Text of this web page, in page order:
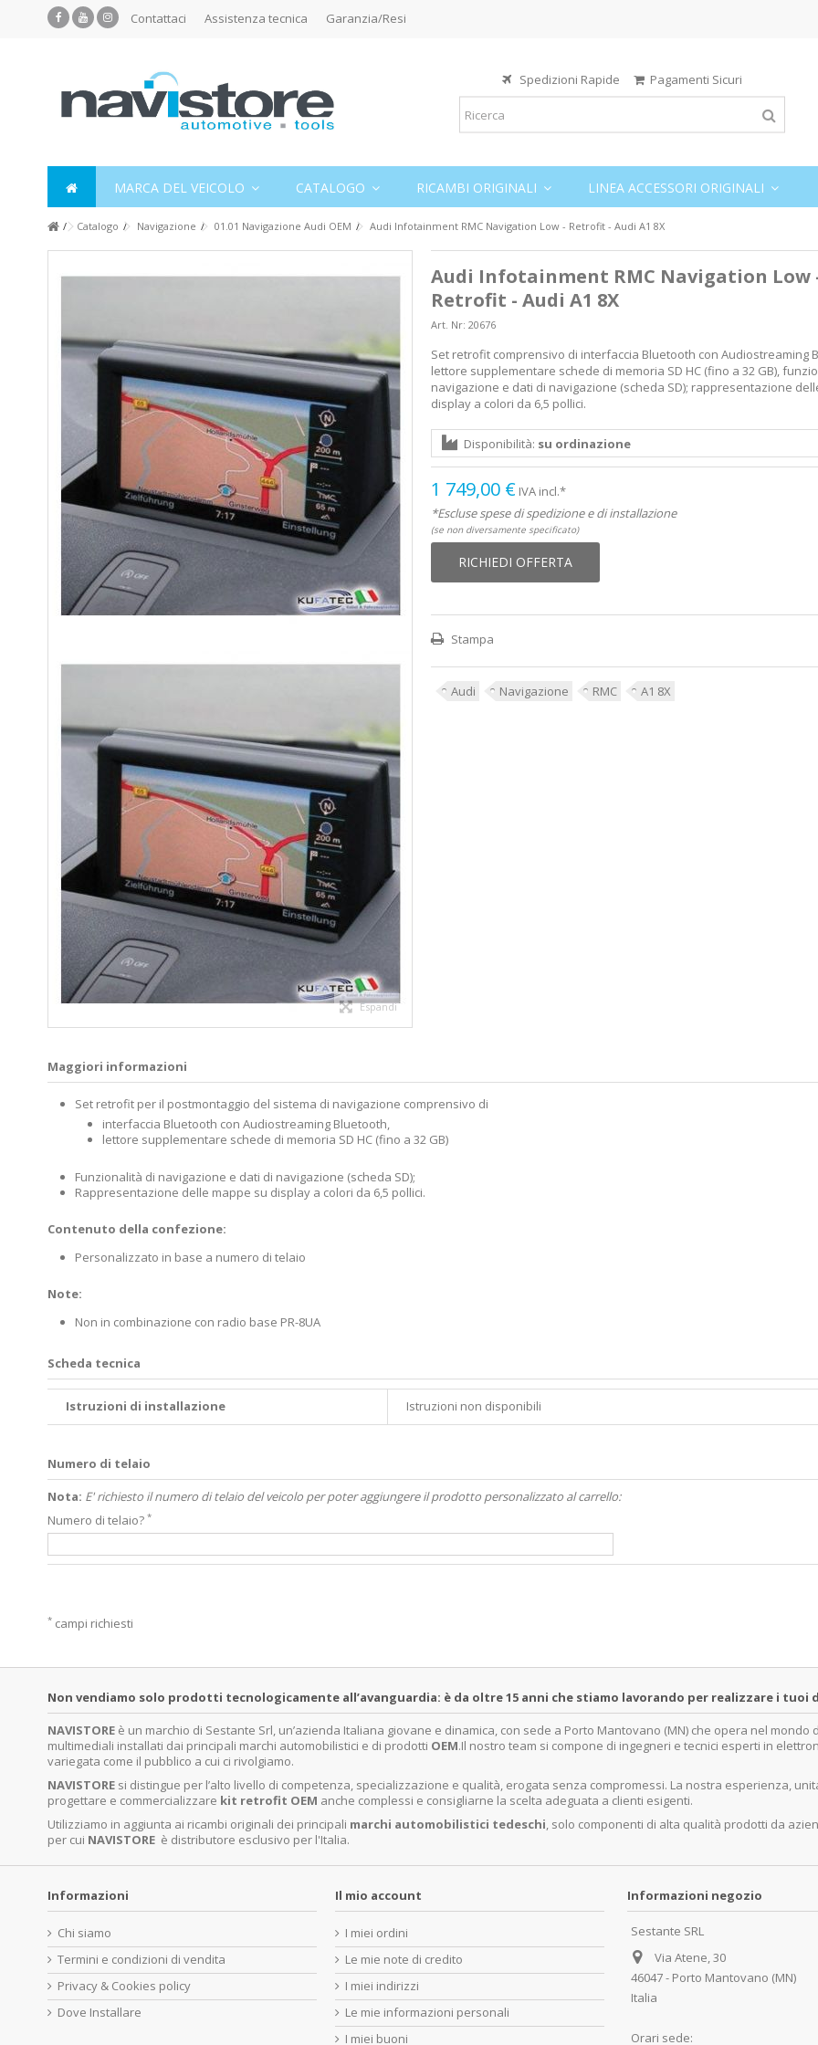
Contattaci Assistenza tecnica Garanzia/Resi
Spedizioni Rapide Pagamenti Sicuri
MARCA DEL VEICOLO CATALOGO RICAMBI ORIGINALI LINEA ACCESSORI ORIGINALI
Catalogo Navigazione 01.01 Navigazione Audi OEM Audi Infotainment RMC Navigation Low - Retrofit - Audi A1 8X
Espandi
Audi Infotainment RMC Navigation Low
Retrofit - Audi A1 8X
Art. Nr: 20676
Set retrofit comprensivo di interfaccia Bluetooth con Audiostreaming
lettore supplementare schede di memoria SD HC (fino a 32 GB),
navigazione e dati di navigazione (scheda SD); rappresentazione
display a colori da 6,5 pollici.
Disponibilità: su ordinazione
1 749,00 € IVA incl.*
*Escluse spese di spedizione e di installazione
(se non diversamente specificato)
RICHIEDI OFFERTA
Stampa
Audi Navigazione RMC A1 8X
Maggiori informazioni
Set retrofit per il postmontaggio del sistema di navigazione comprensivo di
interfaccia Bluetooth con Audiostreaming Bluetooth,
lettore supplementare schede di memoria SD HC (fino a 32 GB)
Funzionalità di navigazione e dati di navigazione (scheda SD);
Rappresentazione delle mappe su display a colori da 6,5 pollici.
Contenuto della confezione:
Personalizzato in base a numero di telaio
Note:
Non in combinazione con radio base PR-8UA
Scheda tecnica
Istruzioni di installazione Istruzioni non disponibili
Numero di telaio
Nota: E' richiesto il numero di telaio del veicolo per poter aggiungere il prodotto personalizzato al carrello:
Numero di telaio? *
* campi richiesti
Non vendiamo solo prodotti tecnologicamente all’avanguardia: è da oltre 15 anni che stiamo lavorando per realizzare i tuoi
NAVISTORE è un marchio di Sestante Srl, un’azienda Italiana giovane e dinamica, con sede a Porto Mantovano (MN) che opera nel mondo
multimediali installati dai principali marchi automobilistici e di prodotti OEM.Il nostro team si compone di ingegneri e tecnici esperti in
variegata come il pubblico a cui ci rivolgiamo.
NAVISTORE si distingue per l’alto livello di competenza, specializzazione e qualità, erogata senza compromessi. La nostra esperienza,
progettare e commercializzare kit retrofit OEM anche complessi e consigliarne la scelta adeguata a clienti esigenti.
Utilizziamo in aggiunta ai ricambi originali dei principali marchi automobilistici tedeschi, solo componenti di alta qualità prodotti da
per cui NAVISTORE è distributore esclusivo per l'Italia.
Informazioni
Chi siamo
Termini e condizioni di vendita
Privacy & Cookies policy
Dove Installare
Il mio account
I miei ordini
Le mie note di credito
I miei indirizzi
Le mie informazioni personali
I miei buoni
Informazioni negozio
Sestante SRL
Via Atene, 30
46047 - Porto Mantovano (MN)
Italia
Orari sede: